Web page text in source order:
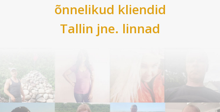
õnnelikud kliendid
Tallin jne. linnad